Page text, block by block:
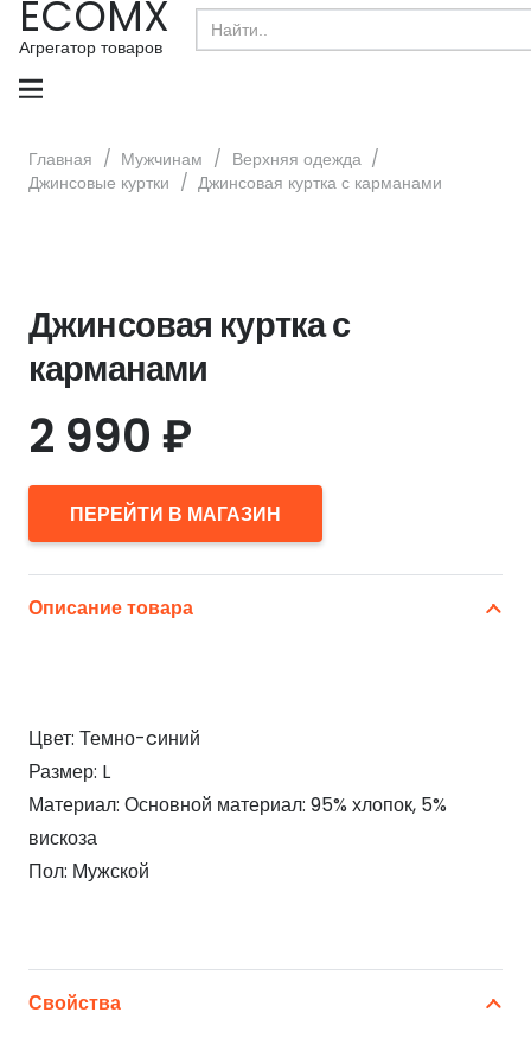
ECOMX
Агрегатор товаров
Search
for:
Главная / Мужчинам / Верхняя одежда /
Джинсовые куртки / Джинсовая куртка с карманами
Джинсовая куртка с
карманами
2 990 ₽
ПЕРЕЙТИ В МАГАЗИН
Описание товара
Цвет: Темно-cиний
Размер: L
Материал: Основной материал: 95% хлопок, 5%
вискоза
Пол: Мужской
Свойства